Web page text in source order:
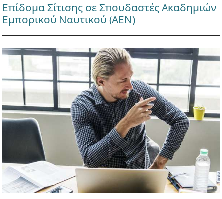
Επίδομα Σίτισης σε Σπουδαστές Ακαδημιών
Εμπορικού Ναυτικού (ΑΕΝ)